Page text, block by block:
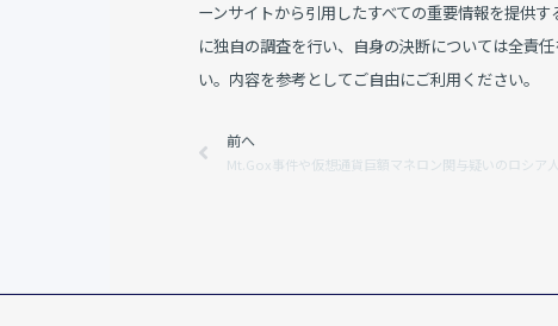
ーンサイトから引用したすべての重要情報を提供
に独自の調査を行い、自身の決断については全責
い。内容を参考としてご自由にご利用ください。
Prev
前へ